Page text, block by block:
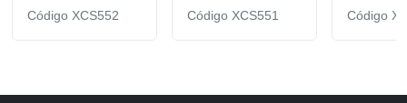
Código XCS552 Código XCS551 Código